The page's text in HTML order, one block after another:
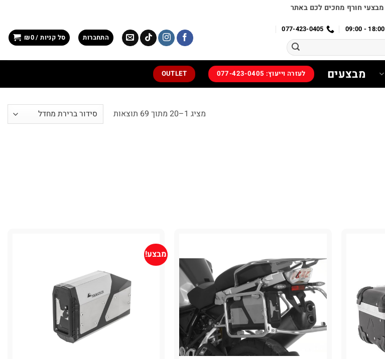
מבצעי חורף מחכים לכם באתר
18:00 - 09:00
077-423-0405
התחברות סל קניות / ₪0
מבצעים לעזרה וייעוץ: 077-423-0405 OUTLET
מציג 1–20 מתוך 69 תוצאות
מבצע!